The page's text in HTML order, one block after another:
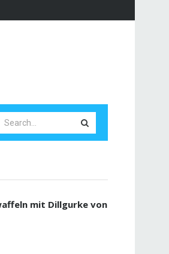
mit Dillgurke von